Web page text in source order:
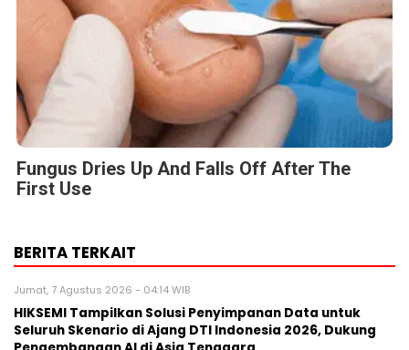
Fungus Dries Up And Falls Off After The
First Use
BERITA TERKAIT
Jumat, 7 Agustus 2026 - 04:14 WIB
HIKSEMI Tampilkan Solusi Penyimpanan Data untuk
Seluruh Skenario di Ajang DTI Indonesia 2026, Dukung